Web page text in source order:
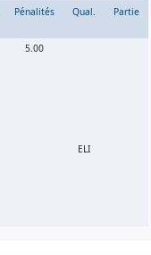
Pénalités Qual. Partie
5.00
ELI